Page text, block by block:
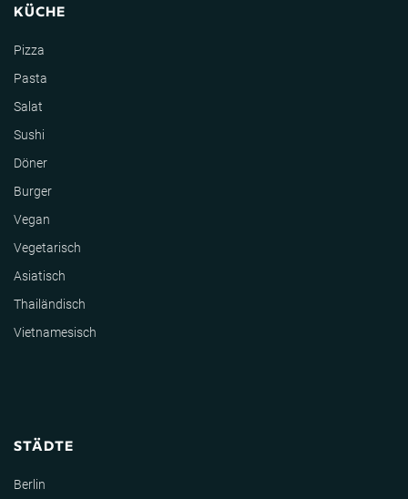
KÜCHE
Pizza
Pasta
Salat
Sushi
Döner
Burger
Vegan
Vegetarisch
Asiatisch
Thailändisch
Vietnamesisch
STÄDTE
Berlin